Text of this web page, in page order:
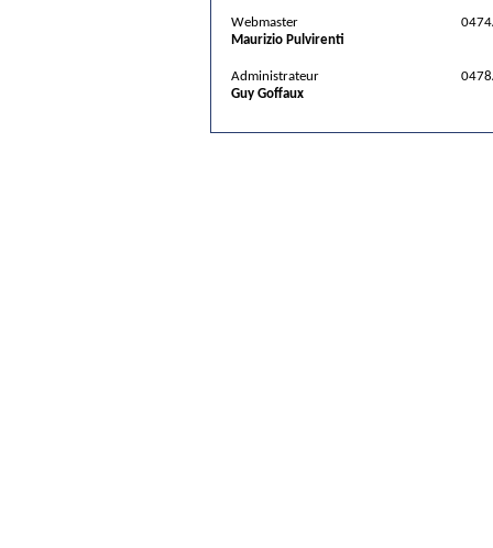
Webmaster
Maurizio Pulvirenti
Administrateur
Guy Goffaux